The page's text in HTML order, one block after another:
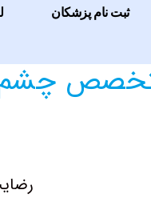
ثبت نام پزشکان